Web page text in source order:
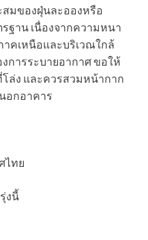
มของฝุ่นละอองหรือ
ฐาน เนื่องจากความหนา
คเหนือและบริเวณใกล้
การระบายอากาศ ขอให้
ล่ง และควรสวมหน้ากาก
อกอาคาร
ไทย
งนี้